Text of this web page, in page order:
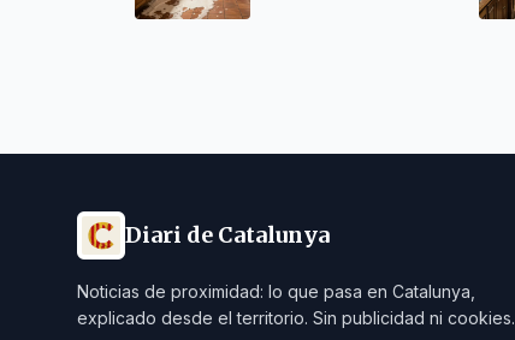
Diari de Catalunya
Noticias de proximidad: lo que pasa en Catalunya,
explicado desde el territorio. Sin publicidad ni cookies.